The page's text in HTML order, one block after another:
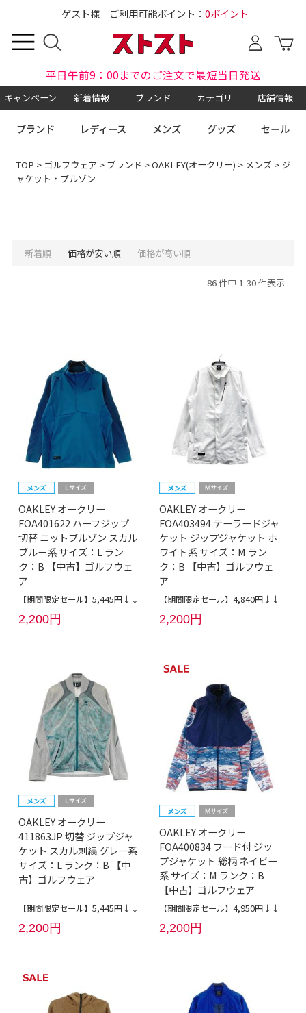
ゲスト様 ご利用可能ポイント： 0ポイント
平日午前9：00までのご注文で最短当日発送
キャンペーン 新着情報 ブランド カテゴリ 店舗情報
ブランド レディース メンズ グッズ セール
TOP > ゴルフウェア > ブランド >OAKLEY(オークリー) > メンズ> ジ
ャケット・ブルゾン
新着順 価格が安い順 価格が高い順
86 件中 1-30 件表示
OAKLEY オークリー
FOA401622 ハーフジップ
切替 ニットブルゾン スカル
ブルー系 サイズ：L ラン
ク：B 【中古】ゴルフウェ
ア
【期間限定セール】5,445円↓↓
2,200円
OAKLEY オークリー
FOA403494 テーラードジャ
ケット ジップジャケット ホ
ワイト系 サイズ：M ラン
ク：B 【中古】ゴルフウェ
ア
【期間限定セール】4,840円↓↓
2,200円
OAKLEY オークリー
411863JP 切替 ジップジャ
ケット スカル刺繍 グレー系
サイズ：L ランク：B 【中
古】ゴルフウェア
【期間限定セール】5,445円↓↓
2,200円
OAKLEY オークリー
FOA400834 フード付 ジッ
プジャケット 総柄 ネイビー
系 サイズ：M ランク：B
【中古】ゴルフウェア
【期間限定セール】4,950円↓↓
2,200円